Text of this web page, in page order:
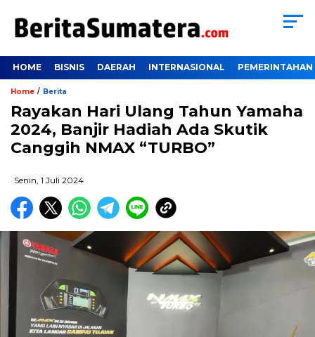
HOME BISNIS DAERAH INTERNASIONAL PEMERINTAHAN
Home / Berita
Rayakan Hari Ulang Tahun Yamaha
2024, Banjir Hadiah Ada Skutik
Canggih NMAX “TURBO”
Senin, 1 Juli 2024